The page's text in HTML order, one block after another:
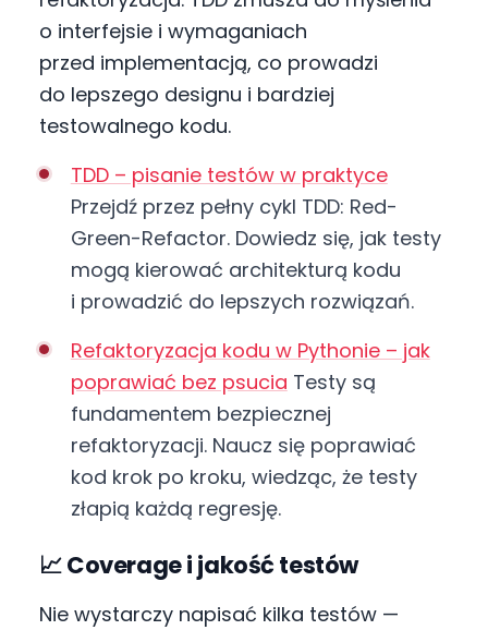
o interfejsie i wymaganiach
przed implementacją, co prowadzi
do lepszego designu i bardziej
testowalnego kodu.
TDD – pisanie testów w praktyce
Przejdź przez pełny cykl TDD: Red-
Green-Refactor. Dowiedz się, jak testy
mogą kierować architekturą kodu
i prowadzić do lepszych rozwiązań.
Refaktoryzacja kodu w Pythonie – jak
poprawiać bez psucia Testy są
fundamentem bezpiecznej
refaktoryzacji. Naucz się poprawiać
kod krok po kroku, wiedząc, że testy
złapią każdą regresję.
📈 Coverage i jakość testów
Nie wystarczy napisać kilka testów —